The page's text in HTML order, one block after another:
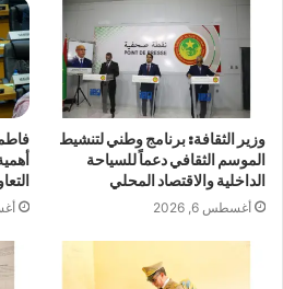
وزير الثقافة: برنامج وطني لتنشيط
الموسم الثقافي دعماً للسياحة
الداخلية والاقتصاد المحلي
أغسطس 6, 2026